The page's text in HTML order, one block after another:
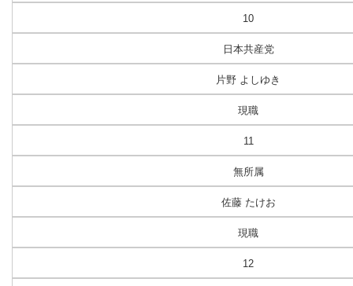
10
日本共産党
片野 よしゆき
現職
11
無所属
佐藤 たけお
現職
12